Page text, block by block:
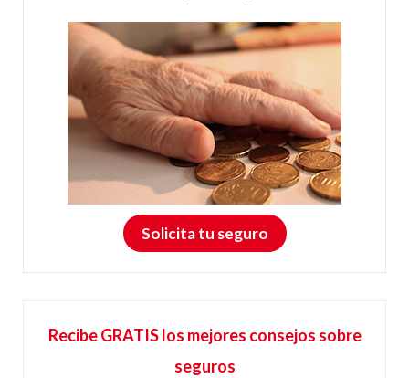
Solicita tu seguro
Recibe GRATIS los mejores consejos sobre
seguros